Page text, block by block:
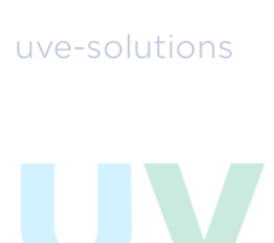
uve-solutions